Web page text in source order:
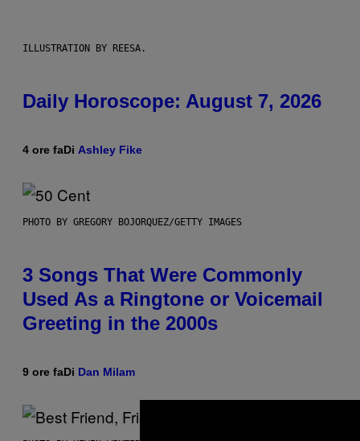
ILLUSTRATION BY REESA.
Daily Horoscope: August 7, 2026
4 ore faDi Ashley Fike
PHOTO BY GREGORY BOJORQUEZ/GETTY IMAGES
3 Songs That Were Commonly
Used As a Ringtone or Voicemail
Greeting in the 2000s
9 ore faDi Dan Milam